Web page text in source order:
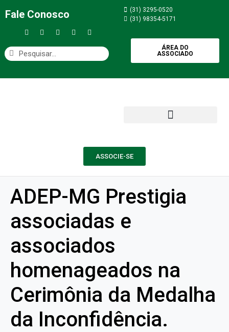
Fale Conosco
(31) 3295-0520
(31) 98354-5171
ÁREA DO
ASSOCIADO
ASSOCIE-SE
ADEP-MG Prestigia
associadas e
associados
homenageados na
Cerimônia da Medalha
da Inconfidência.